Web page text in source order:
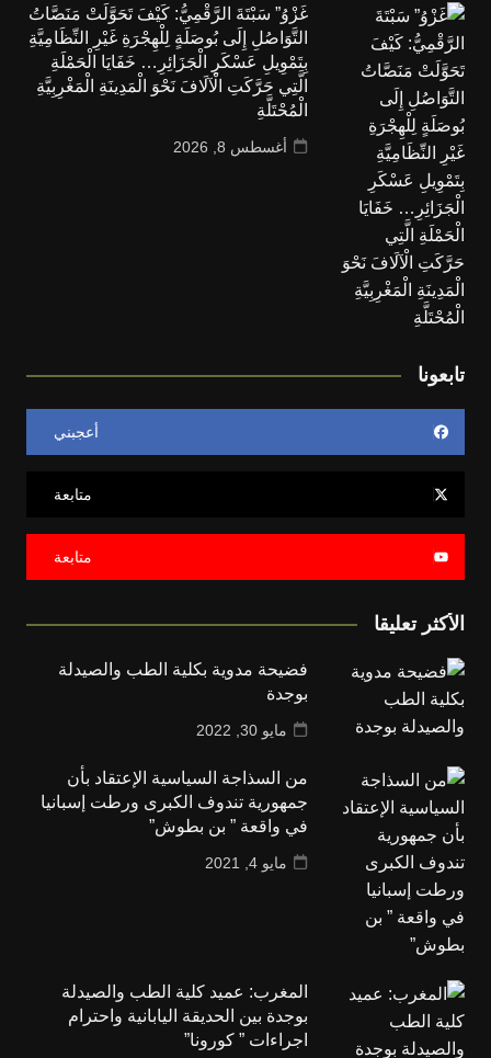
غَزْوُ” سَبْتَةَ الرَّقْمِيُّ: كَيْفَ تَحَوَّلَتْ مَنَصَّاتُ
التَّوَاصُلِ إِلَى بُوصَلَةٍ لِلْهِجْرَةِ غَيْرِ النِّظَامِيَّةِ
بِتَمْوِيلِ عَسْكَرِ الْجَزَائِرِ… خَفَايَا الْحَمْلَةِ
الَّتِي حَرَّكَتِ الْآلَافَ نَحْوَ الْمَدِينَةِ الْمَغْرِبِيَّةِ
الْمُحْتَلَّةِ
أغسطس 8, 2026
تابعونا
أعجبني
متابعة
متابعة
الأكثر تعليقا
فضيحة مدوية بكلية الطب والصيدلة
بوجدة
مايو 30, 2022
من السذاجة السياسية الإعتقاد بأن
جمهورية تندوف الكبرى ورطت إسبانيا
في واقعة ” بن بطوش”
مايو 4, 2021
المغرب: عميد كلية الطب والصيدلة
بوجدة بين الحديقة اليابانية واحترام
اجراءات ” كورونا”